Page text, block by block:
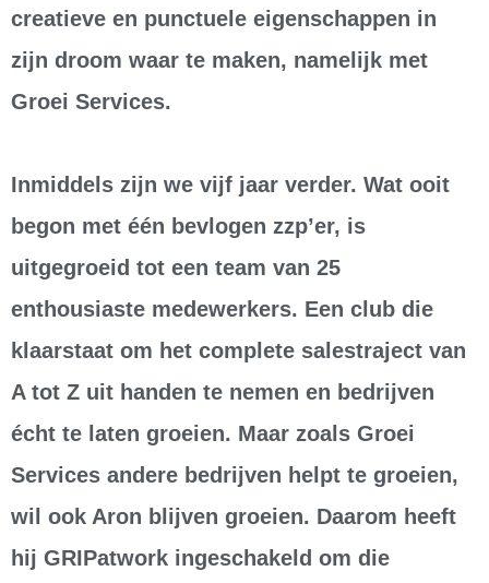
creatieve en punctuele eigenschappen in
zijn droom waar te maken, namelijk met
Groei Services.
Inmiddels zijn we vijf jaar verder. Wat ooit
begon met één bevlogen zzp’er, is
uitgegroeid tot een team van 25
enthousiaste medewerkers. Een club die
klaarstaat om het complete salestraject van
A tot Z uit handen te nemen en bedrijven
écht te laten groeien. Maar zoals Groei
Services andere bedrijven helpt te groeien,
wil ook Aron blijven groeien. Daarom heeft
hij GRIPatwork ingeschakeld om die